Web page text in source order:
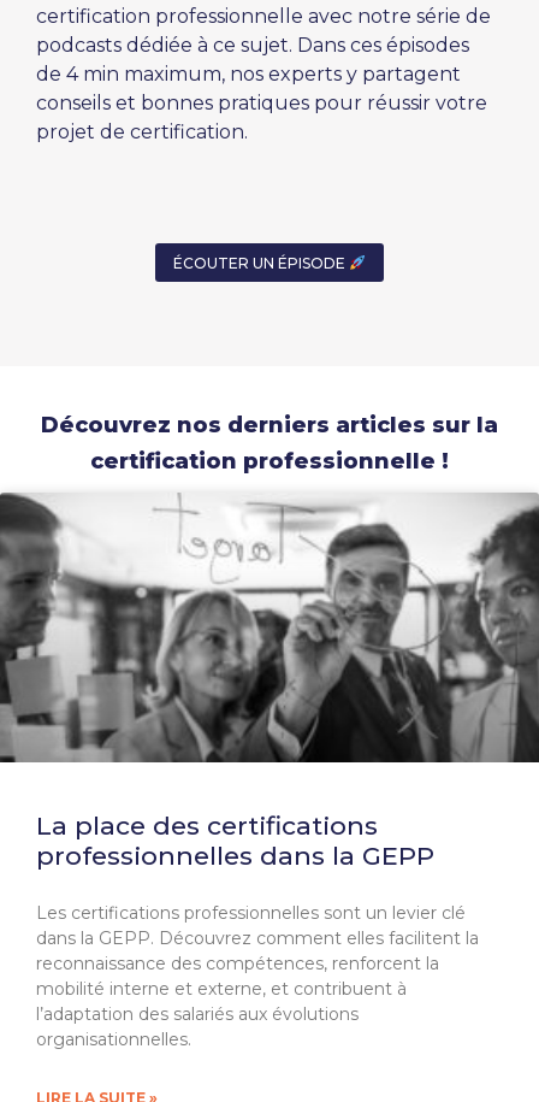
certification professionnelle avec notre série de
podcasts dédiée à ce sujet. Dans ces épisodes
de 4 min maximum, nos experts y partagent
conseils et bonnes pratiques pour réussir votre
projet de certification.
ÉCOUTER UN ÉPISODE
Découvrez nos derniers articles sur la
certification professionnelle !
La place des certifications
professionnelles dans la GEPP
Les certifications professionnelles sont un levier clé
dans la GEPP. Découvrez comment elles facilitent la
reconnaissance des compétences, renforcent la
mobilité interne et externe, et contribuent à
l’adaptation des salariés aux évolutions
organisationnelles.
LIRE LA SUITE »